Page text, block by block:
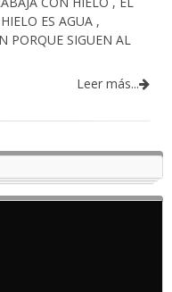
ES AGUA ,
PORQUE SIGUEN AL
Leer más...